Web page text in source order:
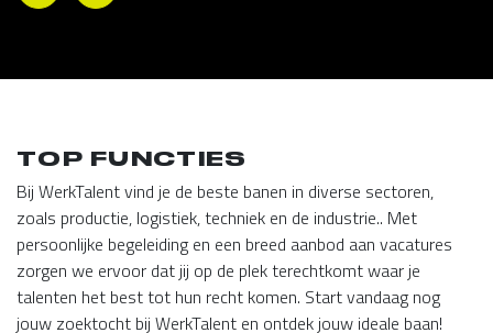
TOP FUNCTIES
Bij WerkTalent vind je de beste banen in diverse sectoren,
zoals productie, logistiek, techniek en de industrie.. Met
persoonlijke begeleiding en een breed aanbod aan vacatures
zorgen we ervoor dat jij op de plek terechtkomt waar je
talenten het best tot hun recht komen. Start vandaag nog
jouw zoektocht bij WerkTalent en ontdek jouw ideale baan!